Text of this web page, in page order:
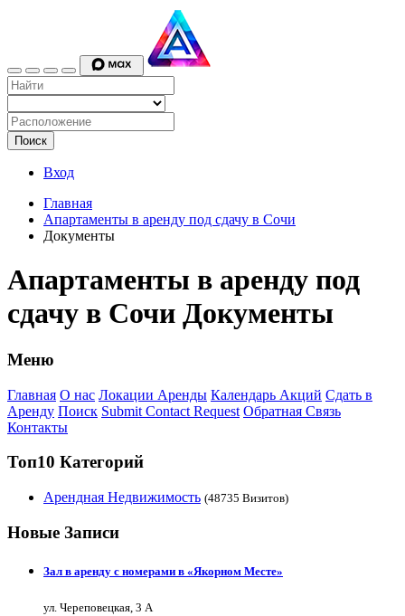
Поиск
Вход
Главная
Апартаменты в аренду под сдачу в Сочи
Документы
Апартаменты в аренду под
сдачу в Сочи Документы
Меню
Главная О нас Локации Аренды Календарь Акций Сдать в
Аренду Поиск Submit Contact Request Обратная Связь
Контакты
Топ10 Категорий
Арендная Недвижимость (48735 Визитов)
Новые Записи
Зал в аренду с номерами в «Якорном Месте»
ул. Череповецкая, 3 А